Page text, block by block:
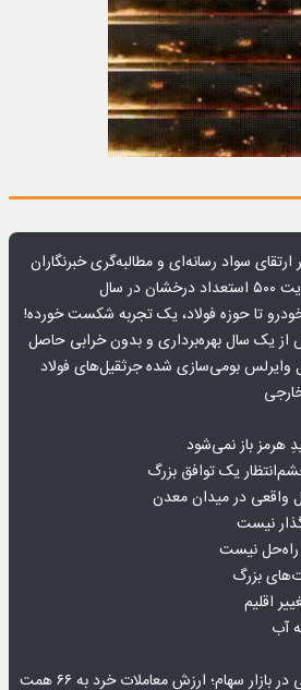
سواد رسانه‌ای و مطالبه‌گری خبرنگاران
سال
تا حوزه فولاد، یک تجربه شکست خورده!
از یک سال بهره‌برداری و بدون خرابی حاصل
وایرلس بومی‌سازی شده جرثقیل‌های فولاد
هرمز باز نمی‌شود
یک توافق بزرگ
نیست
راه‌حل نیست
بزرگ
اقلیم
آب
ثبت بالاترین رکورد تاریخی در بازار سهام؛ ارزش معاملات خرد به ۶۶ همت